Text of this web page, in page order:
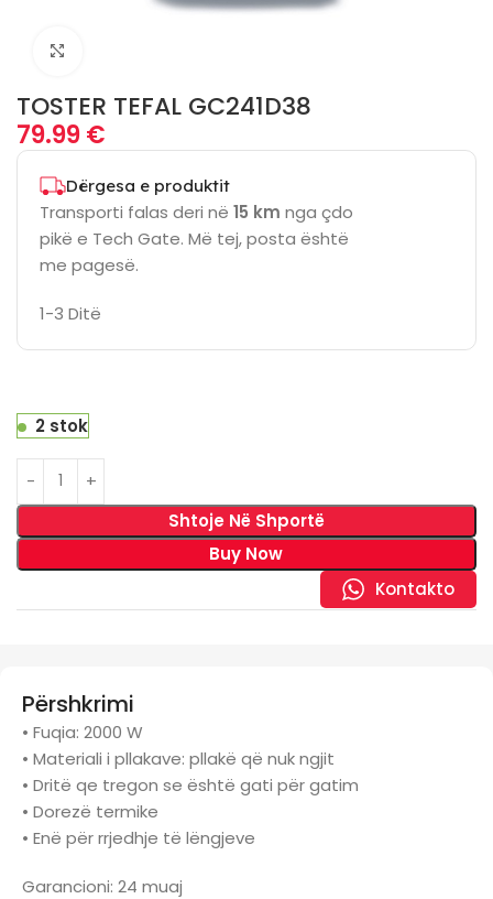
TOSTER TEFAL GC241D38
79.99€
Dërgesa e produktit
Transporti falas deri në 15 km nga çdo
pikë e Tech Gate. Më tej, posta është
me pagesë.
1-3 Ditë
2 stok
Shtoje Në Shportë
Buy Now
Kontakto
Përshkrimi
• Fuqia: 2000 W
• Materiali i pllakave: pllakë që nuk ngjit
• Dritë qe tregon se është gati për gatim
• Dorezë termike
• Enë për rrjedhje të lëngjeve
Garancioni: 24 muaj